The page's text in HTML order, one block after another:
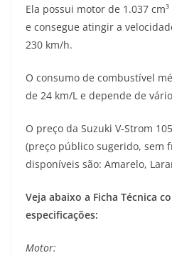
p
m
k
Ela possui motor de 1.037
e consegue atingir a
230 km/h.
O consumo de combustível
de 24 km/L e depende de
O preço da Suzuki V-Strom
(preço público sugerido, sem
disponíveis são: Amarelo,
Veja abaixo a Ficha Técnica
especificações:
Motor: